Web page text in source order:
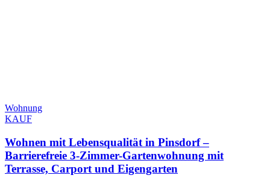
Wohnung
KAUF
Wohnen mit Lebensqualität in Pinsdorf –
Barrierefreie 3-Zimmer-Gartenwohnung mit
Terrasse, Carport und Eigengarten